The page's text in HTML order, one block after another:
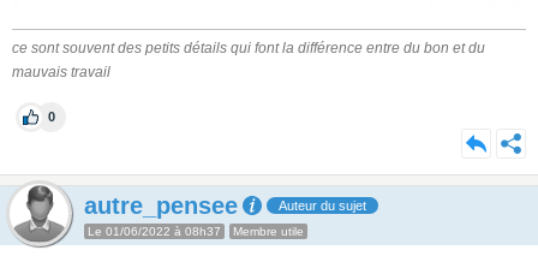
ce sont souvent des petits détails qui font la différence entre du bon et du
mauvais travail
0
autre_pensee Auteur du sujet
Le 01/06/2022 à 08h37 Membre utile